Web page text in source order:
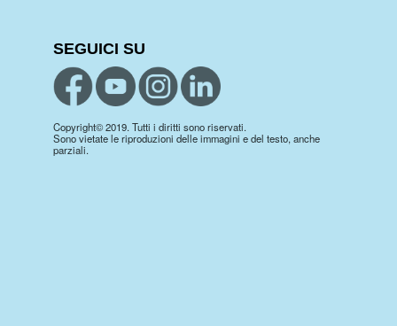
SEGUICI SU
Copyright© 2019. Tutti i diritti sono riservati.
Sono vietate le riproduzioni delle immagini e del testo, anche
parziali.